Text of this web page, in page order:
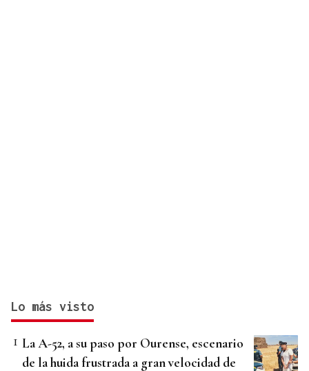
Lo más visto
La A-52, a su paso por Ourense, escenario
de la huida frustrada a gran velocidad de